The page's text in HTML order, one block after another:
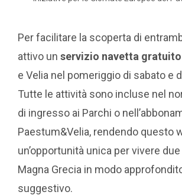
Per facilitare la scoperta di
attivo un servizio navetta gratuito
e Velia nel pomeriggio di sabato e
Tutte le attività sono incluse nel
di ingresso ai Parchi o
Paestum&Velia, rendendo questo
un’opportunità unica per vivere
Magna Grecia in modo
suggestivo.